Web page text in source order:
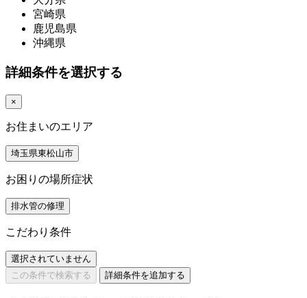
宮崎県
鹿児島県
沖縄県
詳細条件を選択する
×
お住まいのエリア
埼玉県東松山市
お困りの場所症状
排水管の修理
こだわり条件
選択されていません
この条件で検索する
詳細条件を追加する